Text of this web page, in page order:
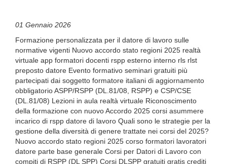
01 Gennaio 2026
Formazione personalizzata per il datore di lavoro sulle
normative vigenti Nuovo accordo stato regioni 2025 realtà
virtuale app formatori docenti rspp esterno interno rls rlst
preposto datore Evento formativo seminari gratuiti più
partecipati dai soggetto formatore italiani di aggiornamento
obbligatorio ASPP/RSPP (DL.81/08, RSPP) e CSP/CSE
(DL.81/08) Lezioni in aula realtà virtuale Riconoscimento
della formazione con nuovo Accordo 2025 corsi asummere
incarico di rspp datore di lavoro Quali sono le strategie per la
gestione della diversità di genere trattate nei corsi del 2025?
Nuovo accordo stato regioni 2025 corso formatori lavoratori
datore parte base generale Corsi per Datori di Lavoro con
compiti di RSPP (DL SPP) Corsi DLSPP gratuiti gratis crediti